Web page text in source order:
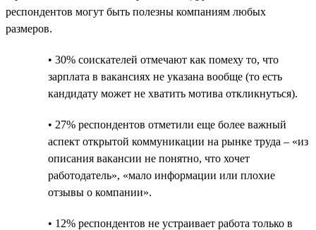
респондентов могут быть полезны компаниям любых
размеров.
• 30% соискателей отмечают как помеху то, что
зарплата в вакансиях не указана вообще (то есть
кандидату может не хватить мотива откликнуться).
• 27% респондентов отметили еще более важный
аспект открытой коммуникации на рынке труда – «из
описания вакансии не понятно, что хочет
работодатель», «мало информации или плохие
отзывы о компании».
• 12% респондентов не устраивает работа только в